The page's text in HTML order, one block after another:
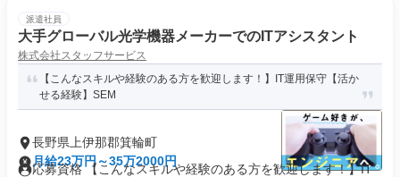
派遣社員
大手グローバル光学機器メーカーでのITアシスタント
株式会社スタッフサービス
【こんなスキルや経験のある方を歓迎します！】IT運用保守【活か
せる経験】SEM
長野県上伊那郡箕輪町
月給23万円～35万2000円
応募資格 【こんなスキルや経験のある方を歓迎します！】IT